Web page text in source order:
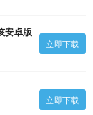
安卓版
立即下载
立即下载